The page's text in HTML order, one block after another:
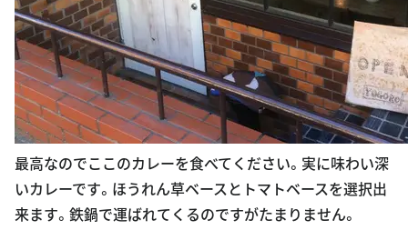
最高なのでここのカレーを食べてください。実に味わい深
いカレーです。ほうれん草ベースとトマトベースを選択出
来ます。鉄鍋で運ばれてくるのですがたまりません。